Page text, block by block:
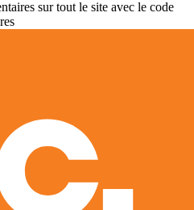
sur tout le site avec le code